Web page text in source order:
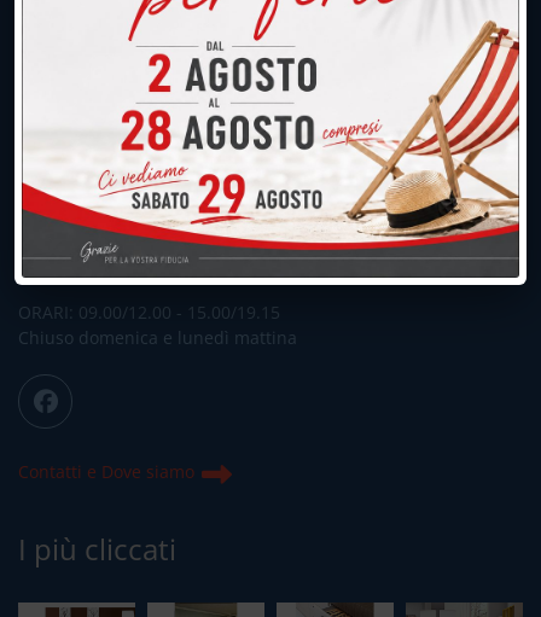
UNICA SEDE: CALCO (Lecco)
039.677.2778
039.677.2778
info@peregoarredamenti.it
ORARI: 09.00/12.00 - 15.00/19.15
Chiuso domenica e lunedì mattina
Contatti e Dove siamo
I più cliccati